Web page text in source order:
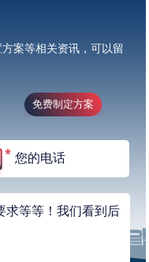
案等相关资讯，可以留
免费制定方案